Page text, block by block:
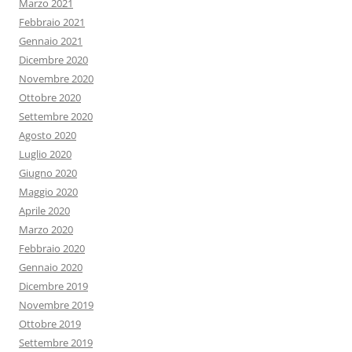
Marzo 2021
Febbraio 2021
Gennaio 2021
Dicembre 2020
Novembre 2020
Ottobre 2020
Settembre 2020
Agosto 2020
Luglio 2020
Giugno 2020
Maggio 2020
Aprile 2020
Marzo 2020
Febbraio 2020
Gennaio 2020
Dicembre 2019
Novembre 2019
Ottobre 2019
Settembre 2019